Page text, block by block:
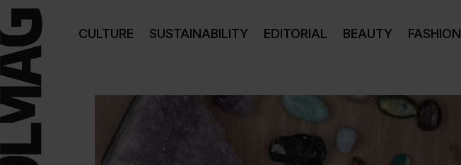
CULTURE SUSTAINABILITY EDITORIAL BEAUTY FASHION